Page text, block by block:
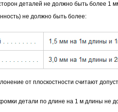
деталей не должно быть более 1
не должно быть более:
от плоскостности считают
детали по длине на 1 м длины не